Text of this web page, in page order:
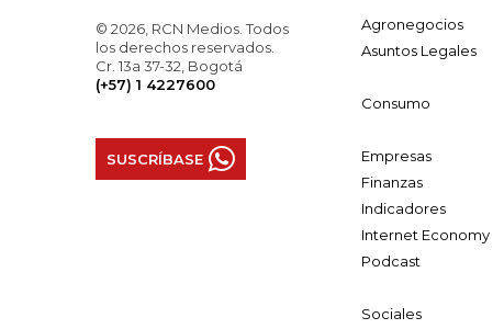
© 2026, RCN Medios. Todos
los derechos reservados.
Cr. 13a 37-32, Bogotá
(+57) 1 4227600
SUSCRÍBASE
Agronegocios
Asuntos Legales
Consumo
Empresas
Finanzas
Indicadores
Internet Economy
Podcast
Sociales